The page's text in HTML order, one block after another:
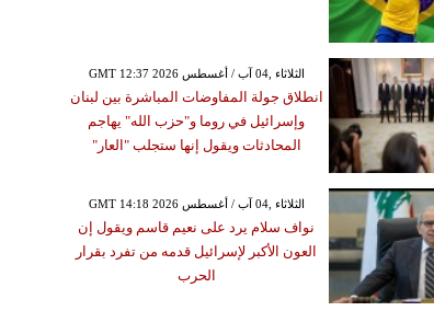
GMT 12:37 2026 الثلاثاء ,04 آب / أغسطس
انطلاق جولة المفاوضات المباشرة بين لبنان
وإسرائيل في روما و"حزب الله" يهاجم
المحادثات ويقول إنها ستجلب "العار"
GMT 14:18 2026 الثلاثاء ,04 آب / أغسطس
نواف سلام يرد على نعيم قاسم ويقول إن
العون الأكبر لإسرائيل قدمه من تفرد بقرار
الحرب